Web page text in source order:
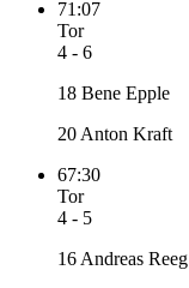
71:07
Tor
4 - 6
18 Bene Epple
20 Anton Kraft
67:30
Tor
4 - 5
16 Andreas Reeg